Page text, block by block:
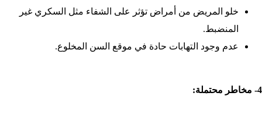
خلو المريض من أمراض تؤثر على الشفاء مثل السكري غير
المنضبط.
عدم وجود التهابات حادة في موقع السن المخلوع.
4- مخاطر محتملة: